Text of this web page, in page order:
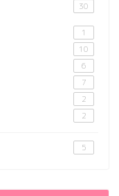
30
1
10
6
7
2
2
5